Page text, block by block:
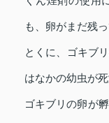
も、卵がまだ残
とくに、ゴキブ
はなかの幼虫が死
ゴキブリの卵が